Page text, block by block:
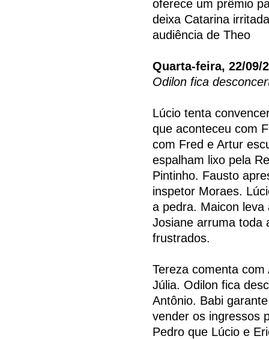
oferece um prêmio
deixa Catarina
audiência de Theo
Quarta-feira, 22/09/
Odilon fica
Lúcio tenta
que aconteceu com
com Fred e Artur
espalham lixo pela
Pintinho. Fausto
inspetor Moraes.
a pedra. Maicon
Josiane arruma toda
frustrados.
Tereza comenta
Júlia. Odilon fica
Antônio. Babi
vender os ingressos
Pedro que Lúcio e